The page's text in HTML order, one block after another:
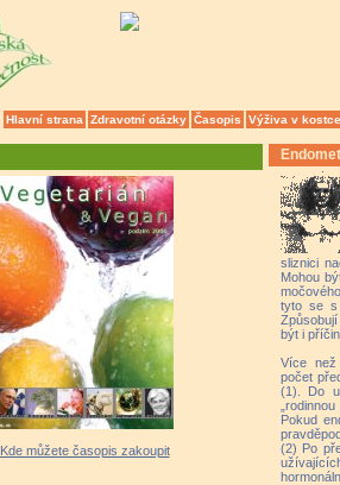
Hlavní strana Zdravotní otázky Časopis Výživa v kostce
Kde můžete časopis zakoupit
sliznici
Mohou
tyto se s
být i
Více než
počet
(1). Do
Pokud
(2) Po